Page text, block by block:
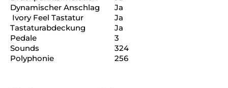
Dynamischer Anschlag
Ja
Ivory Feel Tastatur
Ja
Tastaturabdeckung
Ja
Pedale
3
Sounds
324
Polyphonie
256